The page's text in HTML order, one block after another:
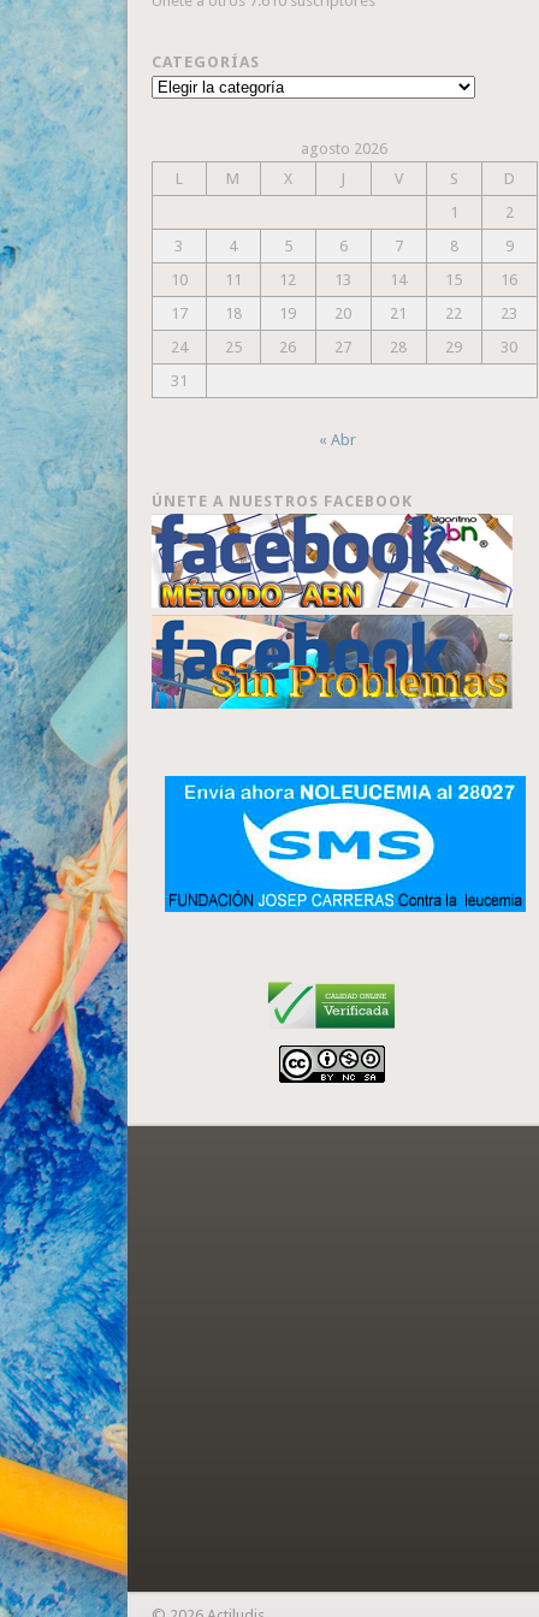
CATEGORÍAS
Categorías
agosto 2026
L
M X J V S
D
1
2
3
4 5 6 7 8
9
10
11 12 13 14 15
16
17
18 19 20 21 22
23
24
25 26 27 28 29
30
31
« Abr
ÚNETE A NUESTROS FACEBOOK